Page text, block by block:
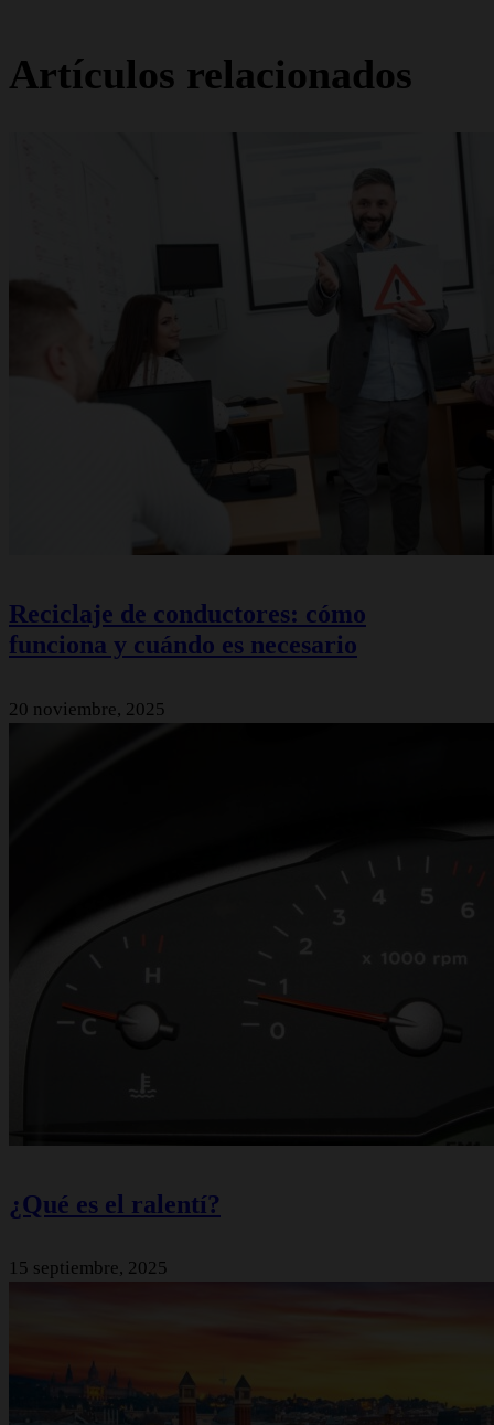
Artículos relacionados
Reciclaje de conductores: cómo
funciona y cuándo es necesario
20 noviembre, 2025
¿Qué es el ralentí?
15 septiembre, 2025